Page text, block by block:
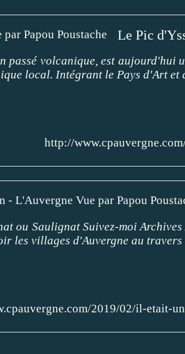
passé volcanique, est aujourd'hui
local. Intégrant le Pays d'Art et
http://
ou Saulignat Suivez-moi
les villages d'Auvergne au
2019/02/il-etait-